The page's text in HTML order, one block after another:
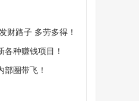
财路子 多劳多得！
种赚钱项目！
圈带飞！